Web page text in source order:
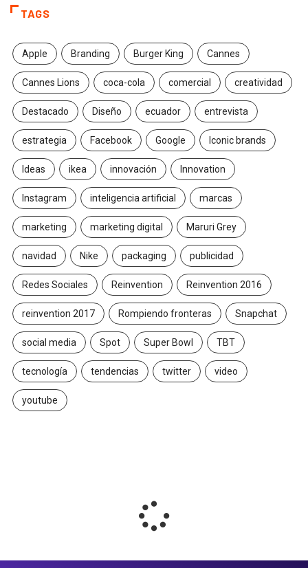
TAGS
Apple Branding Burger King Cannes
Cannes Lions coca-cola comercial creatividad
Destacado Diseño ecuador entrevista
estrategia Facebook Google Iconic brands
Ideas ikea innovación Innovation
Instagram inteligencia artificial marcas
marketing marketing digital Maruri Grey
navidad Nike packaging publicidad
Redes Sociales Reinvention Reinvention 2016
reinvention 2017 Rompiendo fronteras Snapchat
social media Spot Super Bowl TBT
tecnología tendencias twitter video
youtube